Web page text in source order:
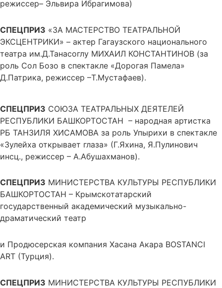
режиссер– Эльвира Ибрагимова)
СПЕЦПРИЗ «ЗА МАСТЕРСТВО ТЕАТРАЛЬНОЙ
ЭКСЦЕНТРИКИ» – актер Гагаузского национального
театра им.Д.Танасоглу МИХАИЛ КОНСТАНТИНОВ (за
роль Сол Бозо в спектакле «Дорогая Памела»
Д.Патрика, режиссер –Т.Мустафаев).
СПЕЦПРИЗ СОЮЗА ТЕАТРАЛЬНЫХ ДЕЯТЕЛЕЙ
РЕСПУБЛИКИ БАШКОРТОСТАН – народная артистка
РБ ТАНЗИЛЯ ХИСАМОВА за роль Упырихи в спектакле
«Зулейха открывает глаза» (Г.Яхина, Я.Пулинович
инсц., режиссер – А.Абушахманов).
СПЕЦПРИЗ МИНИСТЕРСТВА КУЛЬТУРЫ РЕСПУБЛИКИ
БАШКОРТОСТАН – Крымскотатарский
государственный академический музыкально-
драматический театр
и Продюсерская компания Хасана Акара BOSTANCI
ART (Турция).
СПЕЦПРИЗ МИНИСТЕРСТВА КУЛЬТУРЫ РЕСПУБЛИКИ